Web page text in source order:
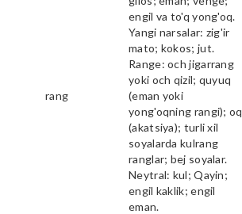
rang
engil va to'q yong'oq.
Yangi narsalar: zig'ir
mato; kokos; jut.
Range: och jigarrang
yoki och qizil; quyuq
(eman yoki
yong'oqning rangi); oq
(akatsiya); turli xil
soyalarda kulrang
ranglar; bej soyalar.
Neytral: kul; Qayin;
engil kaklik; engil
eman.